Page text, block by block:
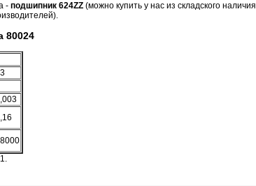
- подшипник 624ZZ (можно купить у нас из складского
80024